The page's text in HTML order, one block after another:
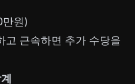
만원)
고 근속하면 추가 수당을